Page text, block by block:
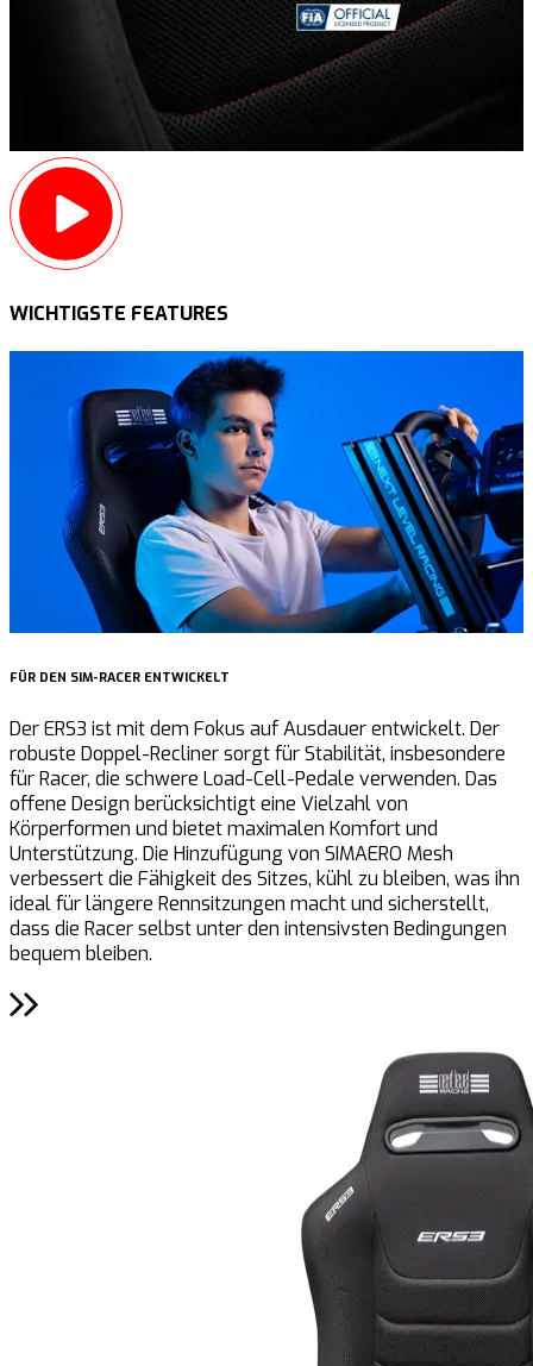
WICHTIGSTE FEATURES
FÜR DEN SIM-RACER ENTWICKELT
Der ERS3 ist mit dem Fokus auf Ausdauer entwickelt. Der
robuste Doppel-Recliner sorgt für Stabilität, insbesondere
für Racer, die schwere Load-Cell-Pedale verwenden. Das
offene Design berücksichtigt eine Vielzahl von
Körperformen und bietet maximalen Komfort und
Unterstützung. Die Hinzufügung von SIMAERO Mesh
verbessert die Fähigkeit des Sitzes, kühl zu bleiben, was ihn
ideal für längere Rennsitzungen macht und sicherstellt,
dass die Racer selbst unter den intensivsten Bedingungen
bequem bleiben.